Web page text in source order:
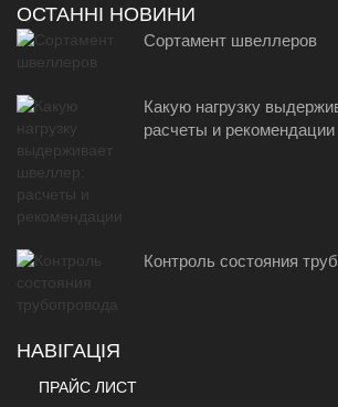
ОСТАННІ НОВИНИ
Сортамент швеллеров
Какую нагрузку
расчеты и рекомендации
Контроль состояния
НАВІГАЦІЯ
ПРАЙС ЛИСТ